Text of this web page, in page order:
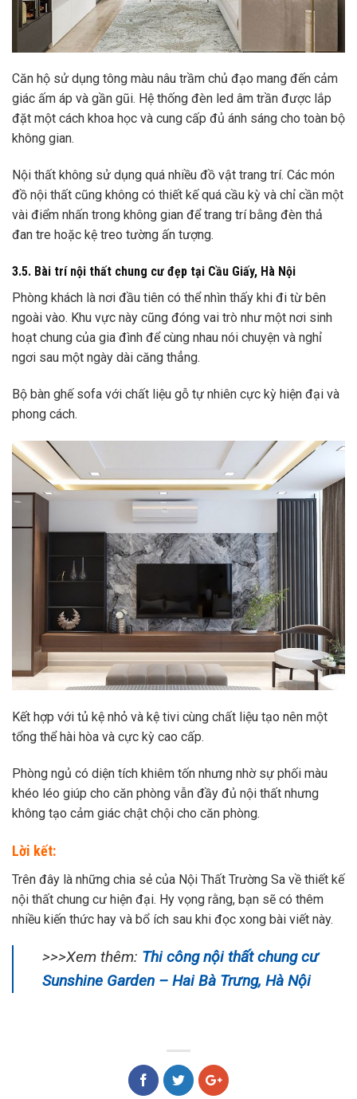
Căn hộ sử dụng tông màu nâu trầm chủ đạo mang đến cảm
giác ấm áp và gần gũi. Hệ thống đèn led âm trần được lắp
đặt một cách khoa học và cung cấp đủ ánh sáng cho toàn bộ
không gian.
Nội thất không sử dụng quá nhiều đồ vật trang trí. Các món
đồ nội thất cũng không có thiết kế quá cầu kỳ và chỉ cần một
vài điểm nhấn trong không gian để trang trí bằng đèn thả
đan tre hoặc kệ treo tường ấn tượng.
3.5. Bài trí nội thất chung cư đẹp tại Cầu Giấy, Hà Nội
Phòng khách là nơi đầu tiên có thể nhìn thấy khi đi từ bên
ngoài vào. Khu vực này cũng đóng vai trò như một nơi sinh
hoạt chung của gia đình để cùng nhau nói chuyện và nghỉ
ngơi sau một ngày dài căng thẳng.
Bộ bàn ghế sofa với chất liệu gỗ tự nhiên cực kỳ hiện đại và
phong cách.
Kết hợp với tủ kệ nhỏ và kệ tivi cùng chất liệu tạo nên một
tổng thể hài hòa và cực kỳ cao cấp.
Phòng ngủ có diện tích khiêm tốn nhưng nhờ sự phối màu
khéo léo giúp cho căn phòng vẫn đầy đủ nội thất nhưng
không tạo cảm giác chật chội cho căn phòng.
Lời kết:
Trên đây là những chia sẻ của Nội Thất Trường Sa về thiết kế
nội thất chung cư hiện đại. Hy vọng rằng, bạn sẽ có thêm
nhiều kiến thức hay và bổ ích sau khi đọc xong bài viết này.
>>>Xem thêm: Thi công nội thất chung cư
Sunshine Garden – Hai Bà Trưng, Hà Nội